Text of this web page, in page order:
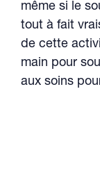
même si le
tout à fait
de cette
main pour
aux soins